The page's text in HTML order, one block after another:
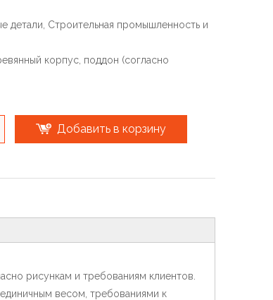
детали, Строительная промышленность и
корпус, поддон (согласно
Добавить в корзину
рисункам и требованиям клиентов.
весом, требованиями к